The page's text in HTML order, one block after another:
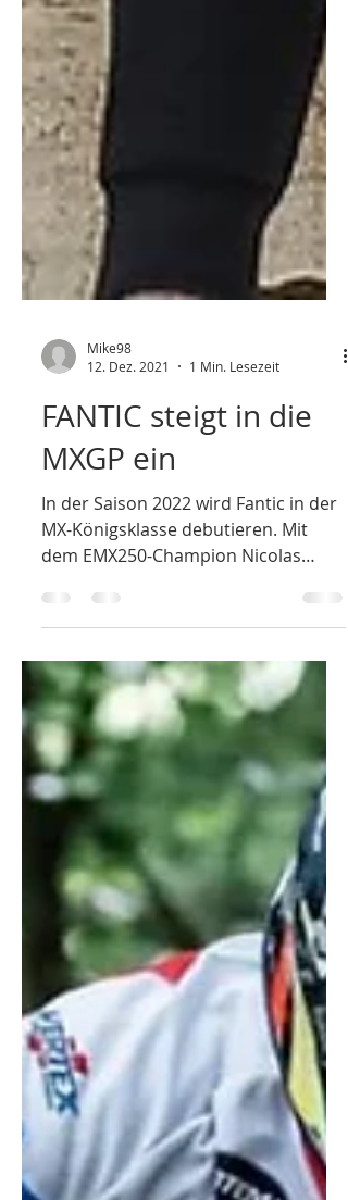
12. Dez. 2021
1 Min. Lesezeit
FANTIC steigt in die
MXGP ein
In der Saison 2022 wird Fantic in der
dem EMX250-Champion Nicolas
Lapucci wird man bei der MX1...